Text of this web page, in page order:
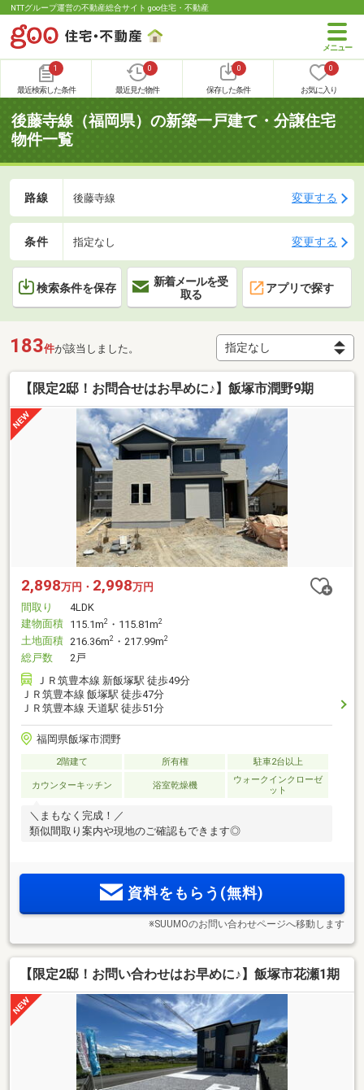
NTTグループ運営の不動産総合サイト goo住宅・不動産
1
最近検索した条件
0
最近見た物件
0
保存した条件
0
お気に入り
後藤寺線（福岡県）の新築一戸建て・分譲住宅
物件一覧
路線 後藤寺線 変更する
条件 指定なし 変更する
検索条件を保存
新着メールを受
取る
アプリで探す
183件が該当しました。
【限定2邸！お問合せはお早めに♪】飯塚市潤野9期
2,898万円・ 2,998万円
間取り
4LDK
建物面積 115.1m2 ・115.81m2
土地面積 216.36m2 ・217.99m2
総戸数
2戸
ＪＲ筑豊本線 新飯塚駅 徒歩49分
ＪＲ筑豊本線 飯塚駅 徒歩47分
ＪＲ筑豊本線 天道駅 徒歩51分
福岡県飯塚市潤野
2階建て 所有権 駐車2台以上
カウンターキッチン 浴室乾燥機
ウォークインクローゼ
ット
＼まもなく完成！／
類似間取り案内や現地のご確認もできます◎
資料をもらう(無料)
※SUUMOのお問い合わせページへ移動します
【限定2邸！お問い合わせはお早めに♪】飯塚市花瀬1期